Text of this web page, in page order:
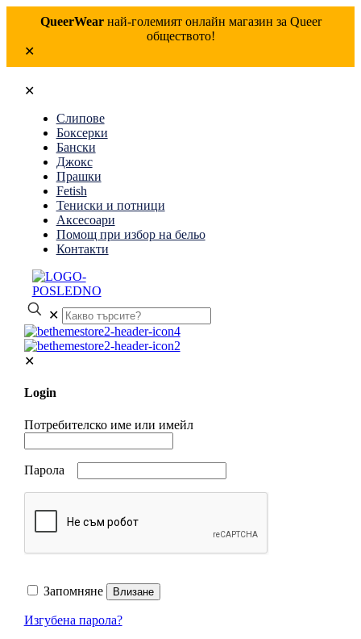
QueerWearнай-големият онлайн магазин за Queer
обществото!
✕
✕
Слипове
Боксерки
Бански
Джокс
Прашки
Fetish
Тениски и потници
Аксесоари
Помощ при избор на бельо
Контакти
✕
✕
Login
Потребителско име или имейл
Парола
Запомняне Влизане
Изгубена парола?